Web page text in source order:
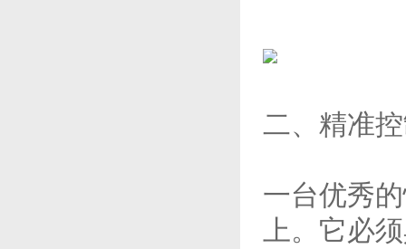
二、精准
一台优秀
上。它必